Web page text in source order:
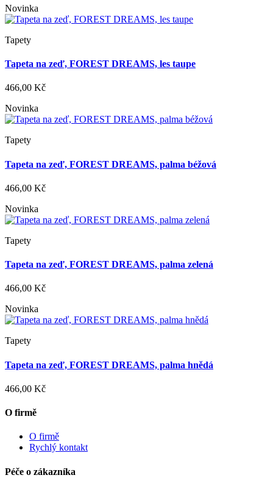
Novinka
Tapety
Tapeta na zeď, FOREST DREAMS, les taupe
466,00 Kč
Novinka
Tapety
Tapeta na zeď, FOREST DREAMS, palma béžová
466,00 Kč
Novinka
Tapety
Tapeta na zeď, FOREST DREAMS, palma zelená
466,00 Kč
Novinka
Tapety
Tapeta na zeď, FOREST DREAMS, palma hnědá
466,00 Kč
O firmě
O firmě
Rychlý kontakt
Péče o zákazníka